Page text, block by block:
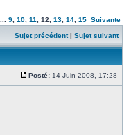
9 10 11 12 13 14 15 Suivante
Sujet précédent| Sujet suivant
Posté: 14 Juin 2008, 17:28